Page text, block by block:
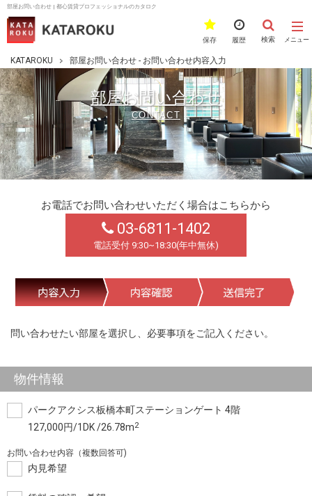
部屋お問い合わせ | 都心賃貸プロフェッショナルのカタロク
メニュー
検索
履歴
保存
KATAROKU 部屋お問い合わせ - お問い合わせ内容入力
部屋お問い合わせ
CONTACT
お電話でお問い合わせいただく場合はこちらから
03-6811-1402
電話受付 9:30~18:30(年中無休)
問い合わせたい部屋を選択し、必要事項をご記入ください。
物件情報
パークアクシス板橋本町ステーションゲート 4階
127,000円/1DK /26.78m2
お問い合わせ内容（複数回答可)
内見希望